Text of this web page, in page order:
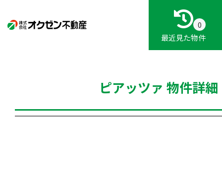
最近見た物件
0
ピアッツァ 物件詳細